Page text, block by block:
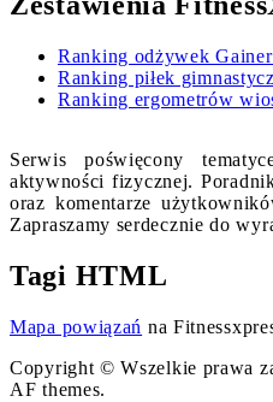
Ranking odżywek
Ranking piłek
Ranking ergometrów
Serwis poświęcony
aktywności fizycznej.
oraz komentarze
Zapraszamy serdecznie do
Tagi HTML
Mapa powiązań na
Copyright © Wszelkie prawa
AF themes.